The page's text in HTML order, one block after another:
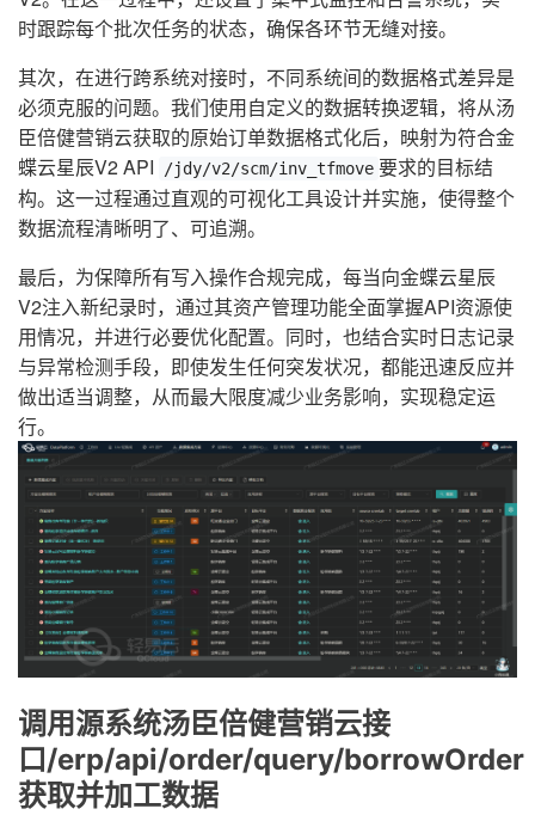
时跟踪每个批次任务的状态，确保各环节无缝对接。
其次，在进行跨系统对接时，不同系统间的数据格式差异是
必须克服的问题。我们使用自定义的数据转换逻辑，将从汤
臣倍健营销云获取的原始订单数据格式化后，映射为符合金
蝶云星辰V2 API
/jdy/v2/scm/inv_tfmove 要求的目标结
构。这一过程通过直观的可视化工具设计并实施，使得整个
数据流程清晰明了、可追溯。
最后，为保障所有写入操作合规完成，每当向金蝶云星辰
V2注入新纪录时，通过其资产管理功能全面掌握API资源使
用情况，并进行必要优化配置。同时，也结合实时日志记录
与异常检测手段，即使发生任何突发状况，都能迅速反应并
做出适当调整，从而最大限度减少业务影响，实现稳定运
行。
调用源系统汤臣倍健营销云接
口/erp/api/order/query/borrowOrder
获取并加工数据